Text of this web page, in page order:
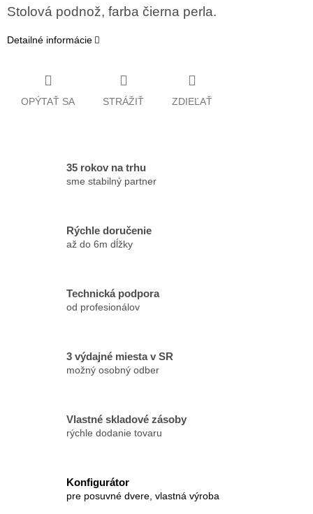
Stolová podnož, farba čierna perla.
Detailné informácie
OPÝTAŤ SA STRÁŽIŤ ZDIEĽAŤ
35 rokov na trhu
sme stabilný partner
Rýchle doručenie
až do 6m dĺžky
Technická podpora
od profesionálov
3 výdajné miesta v SR
možný osobný odber
Vlastné skladové zásoby
rýchle dodanie tovaru
Konfigurátor
pre posuvné dvere, vlastná výroba